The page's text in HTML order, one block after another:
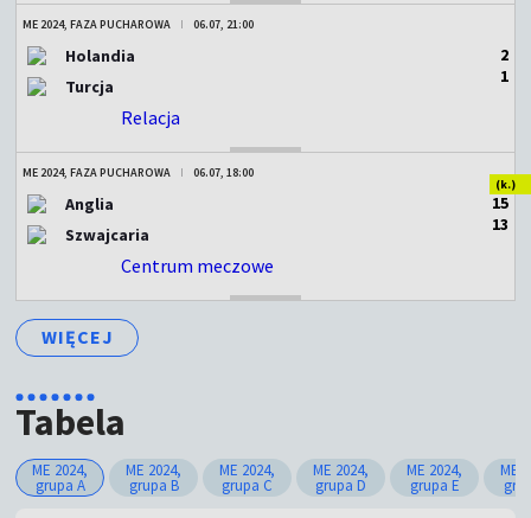
ME 2024, FAZA PUCHAROWA 06.07, 21:00
Holandia
Turcja
2
1
Relacja
ME 2024, FAZA PUCHAROWA 06.07, 18:00
Anglia
Szwajcaria
1
1
(k.)
5
3
Centrum meczowe
WIĘCEJ
Tabela
ME 2024,
grupa A
ME 2024,
grupa B
ME 2024,
grupa C
ME 2024,
grupa D
ME 2024,
grupa E
ME